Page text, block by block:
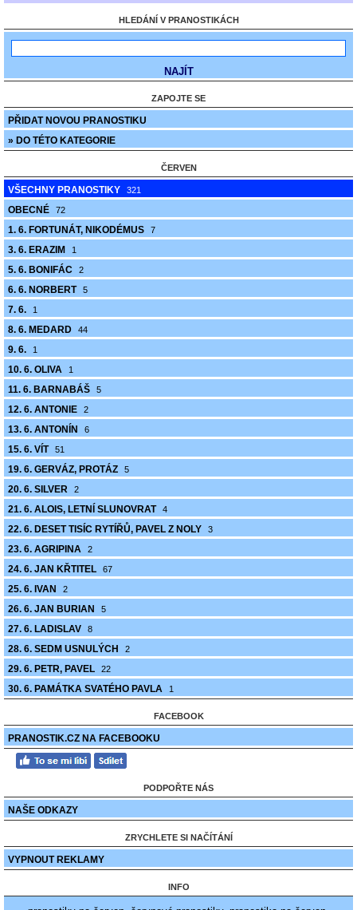
HLEDÁNÍ V PRANOSTIKÁCH
ZAPOJTE SE
PŘIDAT NOVOU PRANOSTIKU
» DO TÉTO KATEGORIE
ČERVEN
VŠECHNY PRANOSTIKY 321
OBECNÉ 72
1. 6. FORTUNÁT, NIKODÉMUS 7
3. 6. ERAZIM 1
5. 6. BONIFÁC 2
6. 6. NORBERT 5
7. 6. 1
8. 6. MEDARD 44
9. 6. 1
10. 6. OLIVA 1
11. 6. BARNABÁŠ 5
12. 6. ANTONIE 2
13. 6. ANTONÍN 6
15. 6. VÍT 51
19. 6. GERVÁZ, PROTÁZ 5
20. 6. SILVER 2
21. 6. ALOIS, LETNÍ SLUNOVRAT 4
22. 6. DESET TISÍC RYTÍŘŮ, PAVEL Z NOLY 3
23. 6. AGRIPINA 2
24. 6. JAN KŘTITEL 67
25. 6. IVAN 2
26. 6. JAN BURIAN 5
27. 6. LADISLAV 8
28. 6. SEDM USNULÝCH 2
29. 6. PETR, PAVEL 22
30. 6. PAMÁTKA SVATÉHO PAVLA 1
FACEBOOK
PRANOSTIK.CZ NA FACEBOOKU
PODPOŘTE NÁS
NAŠE ODKAZY
ZRYCHLETE SI NAČÍTÁNÍ
VYPNOUT REKLAMY
INFO